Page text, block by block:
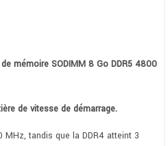
mémoire SODIMM 8 Go DDR5 4800
de vitesse de démarrage.
tandis que la DDR4 atteint 3